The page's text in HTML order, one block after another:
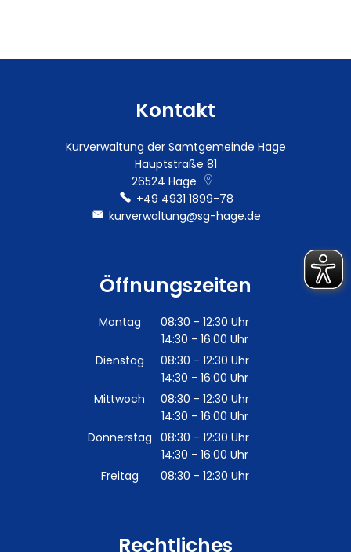
Kontakt
Kurverwaltung der Samtgemeinde Hage
Hauptstraße 81
26524 Hage
+49 4931 1899-78
kurverwaltung@sg-hage.de
Öffnungszeiten
Montag 08:30 - 12:30 Uhr
Von 08:30 bis 12:30 Uhr
14:30 - 16:00 Uhr
Von 14:30 bis 16:00 Uhr
Dienstag 08:30 - 12:30 Uhr
Von 08:30 bis 12:30 Uhr
14:30 - 16:00 Uhr
Von 14:30 bis 16:00 Uhr
Mittwoch 08:30 - 12:30 Uhr
Von 08:30 bis 12:30 Uhr
14:30 - 16:00 Uhr
Von 14:30 bis 16:00 Uhr
Donnerstag 08:30 - 12:30 Uhr
Von 08:30 bis 12:30 Uhr
14:30 - 16:00 Uhr
Von 14:30 bis 16:00 Uhr
Freitag 08:30 - 12:30 Uhr
Rechtliches